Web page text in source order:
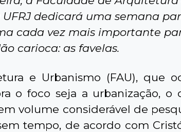
UFRJ dedicará uma semana
cada vez mais importante
carioca: as favelas.
e Urbanismo (FAU), que
o foco seja a urbanização,
volume considerável de
tempo, de acordo com